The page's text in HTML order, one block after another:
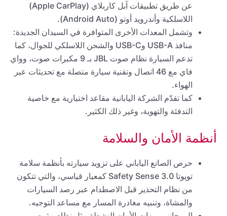
عن طريق تطبيقات آبل كاربلاي (Apple CarPlay)
اللاسلكية وأندرويد أوتو (Android Auto).
وتشمل المعدات الأخرى المتوافرة في السيدان الجديدة:
منافذ USB-A وUSB-C والشحن اللاسلكي للجوال، كما
تدعم السيارة نظام صوت JBL بـ 9 مكبرات صوت، وواي
فاي مع 46 اتصال وتقنية سيارة متصلة مع تحديثات عبر
الهواء.
كما تقدّم الشركة اليابانية مقاعد اختيارية مع خاصية
التدفئة والتهوية، وغير ذلك الكثير.
أنظمة الأمان والسلامة
حرص الصانع الياباني على تزويد سيارته بأنظمة سلامة
تويوتا Safety Sense 3.0 كمعيار قياسي، والتي تتكون
من نظام التحذير قبل الاصطدام عبر رصد السيارات
والمشاة، وتنبيه مغادرة المسار مع مساعد التوجيه.